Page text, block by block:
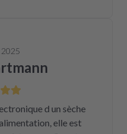
d un sèche
elle est